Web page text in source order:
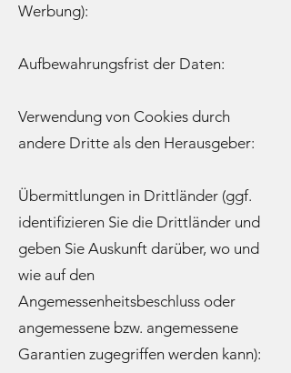
Werbung):
Aufbewahrungsfrist der Daten:
Verwendung von Cookies durch
andere Dritte als den Herausgeber:
Übermittlungen in Drittländer (ggf.
identifizieren Sie die Drittländer und
geben Sie Auskunft darüber, wo und
wie auf den
Angemessenheitsbeschluss oder
angemessene bzw. angemessene
Garantien zugegriffen werden kann):